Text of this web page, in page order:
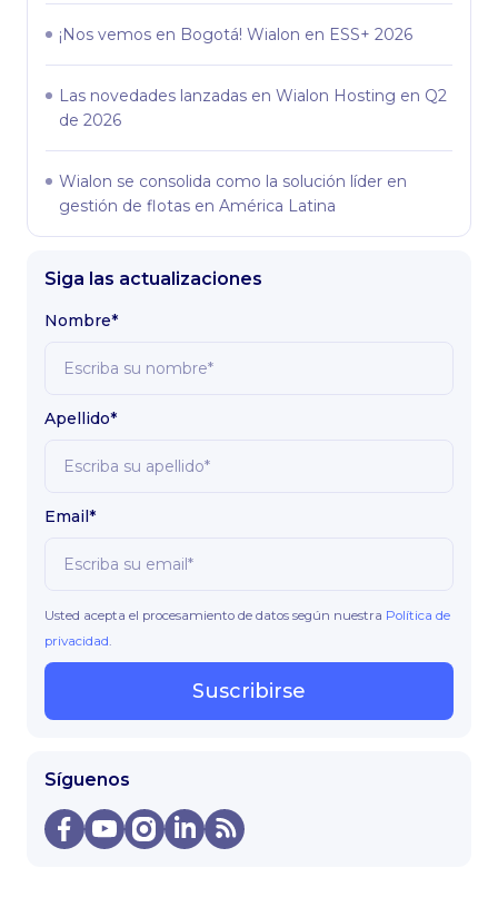
¡Nos vemos en Bogotá! Wialon en ESS+ 2026
Las novedades lanzadas en Wialon Hosting en Q2
de 2026
Wialon se consolida como la solución líder en
gestión de flotas en América Latina
Siga las actualizaciones
Nombre*
Apellido*
Email*
Usted acepta el procesamiento de datos según nuestra Política de
privacidad.
Suscribirse
Síguenos